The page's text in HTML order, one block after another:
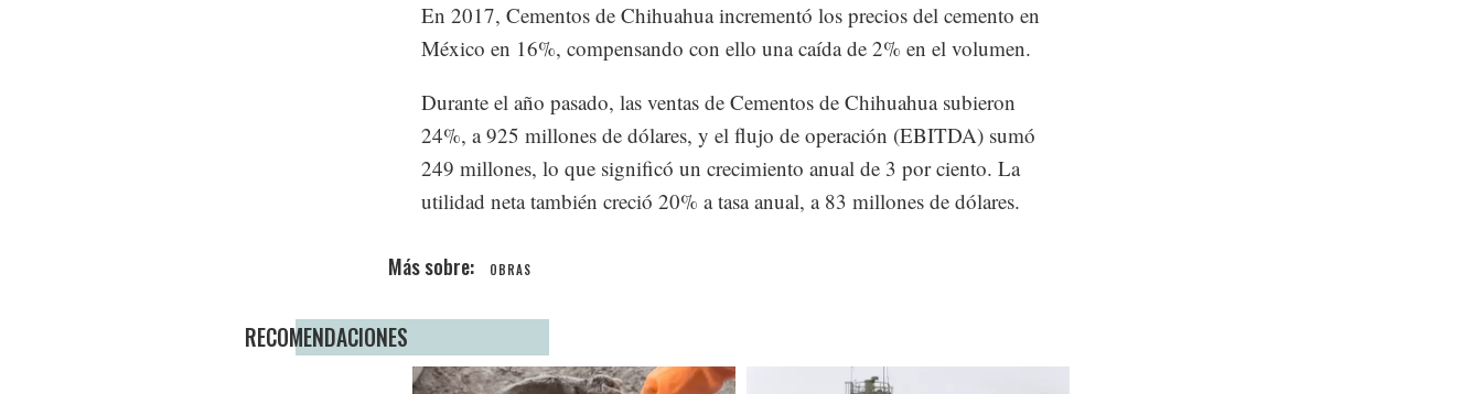
En 2017, Cementos de Chihuahua incrementó los precios del cemento en
México en 16%, compensando con ello una caída de 2% en el volumen.
Durante el año pasado, las ventas de Cementos de Chihuahua subieron
24%, a 925 millones de dólares, y el flujo de operación (EBITDA) sumó
249 millones, lo que significó un crecimiento anual de 3 por ciento. La
utilidad neta también creció 20% a tasa anual, a 83 millones de dólares.
OBRAS
RECOMENDACIONES